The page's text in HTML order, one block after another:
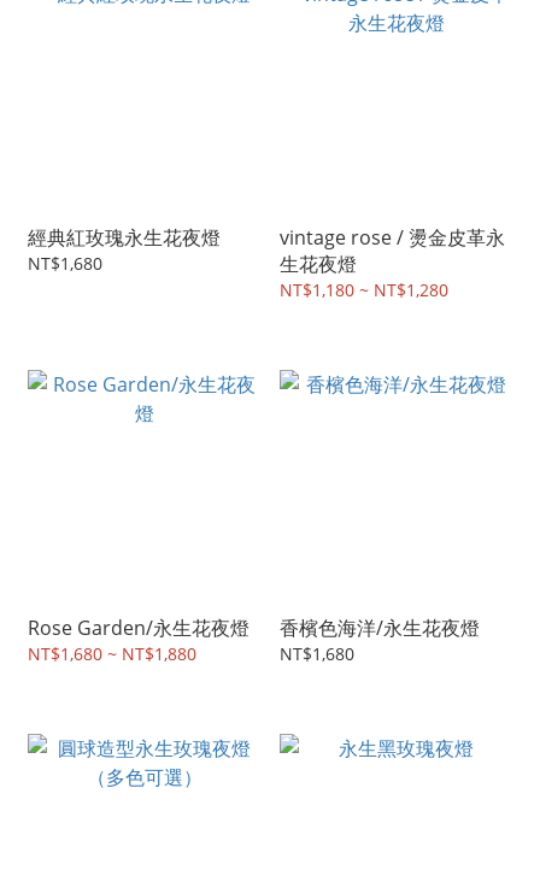
經典紅玫瑰永生花夜燈
NT$1,680
vintage rose / 燙金皮革永
生花夜燈
NT$1,180 ~ NT$1,280
Rose Garden/永生花夜燈
NT$1,680 ~ NT$1,880
香檳色海洋/永生花夜燈
NT$1,680